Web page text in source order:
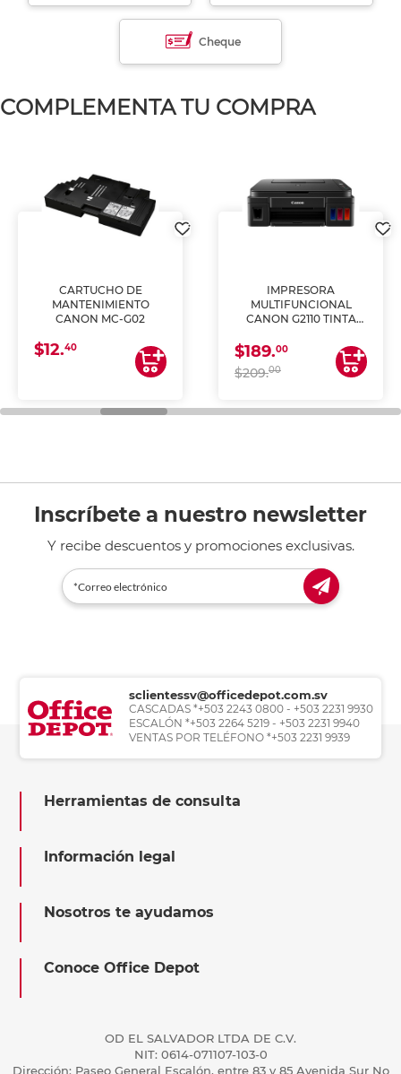
Cheque
COMPLEMENTA TU COMPRA
CARTUCHO DE
MANTENIMIENTO
CANON MC-G02
$12.40
IMPRESORA
MULTIFUNCIONAL
CANON G2110 TINTA
$189.00
$209.00
Inscríbete a nuestro newsletter
Y recibe descuentos y promociones exclusivas.
sclientessv@officedepot.com.sv
CASCADAS *+503 2243 0800 - +503 2231 9930
ESCALÓN *+503 2264 5219 - +503 2231 9940
VENTAS POR TELÉFONO *+503 2231 9939
Herramientas de consulta
Información legal
Nosotros te ayudamos
Conoce Office Depot
OD EL SALVADOR LTDA DE C.V.
NIT: 0614-071107-103-0
Dirección: Paseo General Escalón, entre 83 y 85 Avenida Sur No